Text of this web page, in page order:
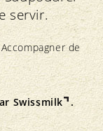
servir.
de
Swissmilk .